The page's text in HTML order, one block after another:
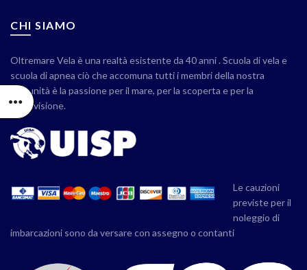
CHI SIAMO
Oltremare Vela è una realtà esistente da 40 anni . Scuola di vela e
scuola di apnea ciò che accomuna tutti i membri della nostra
comunità è la passione per il mare, per la scoperta e per la
condivisione.
Le cauzioni
previste per il
noleggio di
imbarcazioni sono da versare con assegno o contanti